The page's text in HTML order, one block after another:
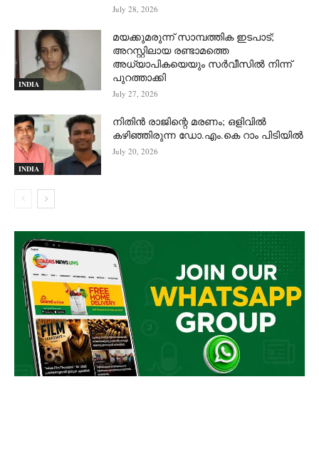
July 28, 2026
INDIA
മയക്കുമരുന്ന് സാമ്പത്തിക ഇടപാട്;
അറസ്റ്റിലായ രണ്ടാമത്തെ
അധ്യാപികയെയും സർവീസിൽ നിന്ന്
പുറത്താക്കി
July 27, 2026
INDIA
നിതിൻ രാജിന്റെ മരണം; ഒളിവിൽ
കഴിഞ്ഞിരുന്ന ഡോ.എം.കെ റാം പിടിയിൽ
July 20, 2026